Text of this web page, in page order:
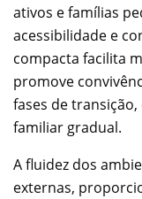
ativos e famílias
acessibilidade e
compacta facilita
promove
fases de
familiar gradual.
A fluidez dos
externas,